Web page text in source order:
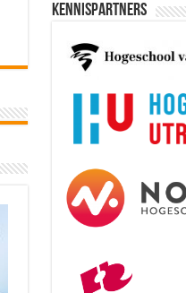
Kennispartners